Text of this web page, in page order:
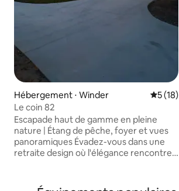
Hébergement ⋅ Winder
5 (18)
Le coin 82
Escapade haut de gamme en pleine
nature | Étang de pêche, foyer et vues
panoramiques Évadez-vous dans une
retraite design où l'élégance rencontre
de retraite privé dispose d'un étang de